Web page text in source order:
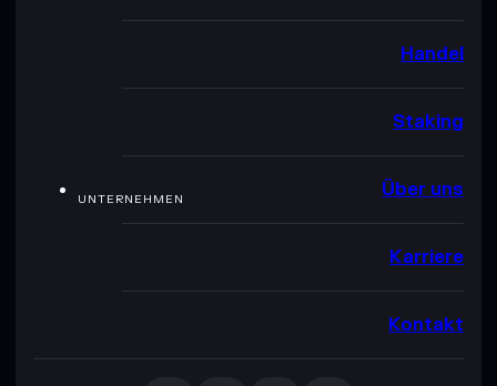
Handel
Staking
UNTERNEHMEN Über uns
Karriere
Kontakt